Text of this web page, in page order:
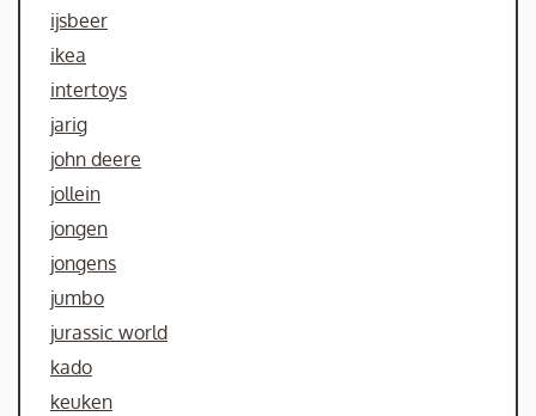
ijsbeer
ikea
intertoys
jarig
john deere
jollein
jongen
jongens
jumbo
jurassic world
kado
keuken